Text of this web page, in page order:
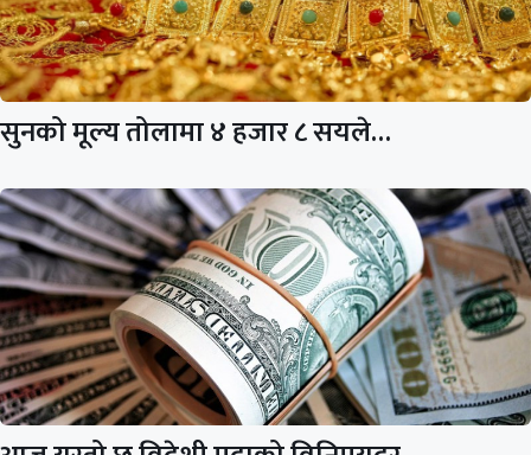
सुनको मूल्य तोलामा ४ हजार ८ सयले…